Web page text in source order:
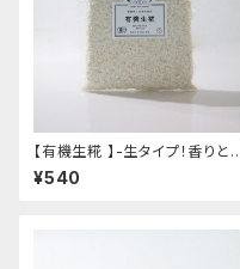
【有機生糀 】-生タイプ！香りと
度を保った真空パック・5種類の
糀レシピ付き！-"350g入り" │
¥540